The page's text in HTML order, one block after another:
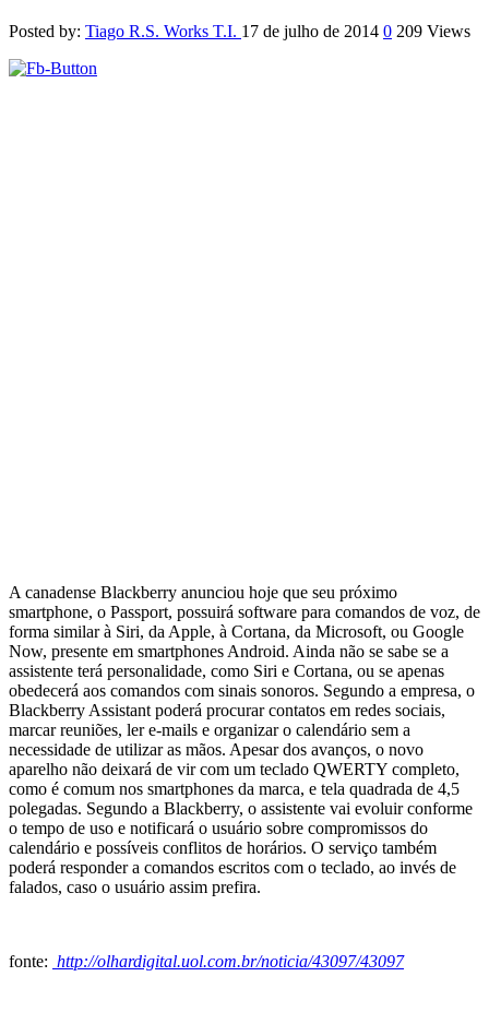
Posted by: Tiago R.S. Works T.I. 17 de julho de 2014 0 209 Views
A canadense Blackberry anunciou hoje que seu próximo
smartphone, o Passport, possuirá software para comandos de voz, de
forma similar à Siri, da Apple, à Cortana, da Microsoft, ou Google
Now, presente em smartphones Android. Ainda não se sabe se a
assistente terá personalidade, como Siri e Cortana, ou se apenas
obedecerá aos comandos com sinais sonoros. Segundo a empresa, o
Blackberry Assistant poderá procurar contatos em redes sociais,
marcar reuniões, ler e-mails e organizar o calendário sem a
necessidade de utilizar as mãos. Apesar dos avanços, o novo
aparelho não deixará de vir com um teclado QWERTY completo,
como é comum nos smartphones da marca, e tela quadrada de 4,5
polegadas. Segundo a Blackberry, o assistente vai evoluir conforme
o tempo de uso e notificará o usuário sobre compromissos do
calendário e possíveis conflitos de horários. O serviço também
poderá responder a comandos escritos com o teclado, ao invés de
falados, caso o usuário assim prefira.
fonte: http://olhardigital.uol.com.br/noticia/43097/43097